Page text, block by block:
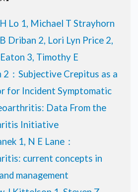
Lo 1, Michael T Strayhorn
Driban 2, Lori Lyn Price 2,
3, Timothy E
2：Subjective Crepitus as a
for Incident Symptomatic
Data From the
Initiative
1, N E Lane：
current concepts in
management